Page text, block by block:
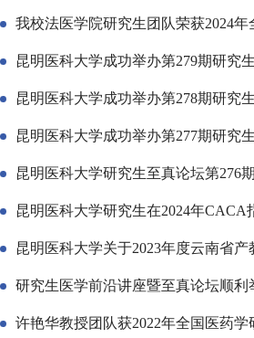
我校法医学院研究生团队荣获2024
昆明医科大学成功举办第279期研究
昆明医科大学成功举办第278期研究
昆明医科大学成功举办第277期研究
昆明医科大学研究生至真论坛第276
昆明医科大学研究生在2024年
昆明医科大学关于2023年度云南省
研究生医学前沿讲座暨至真论坛顺利
许艳华教授团队获2022年全国医药